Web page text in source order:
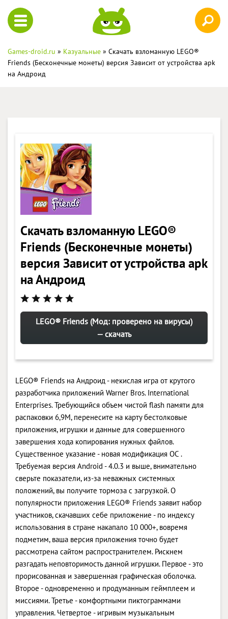
Games-droid.ru » Казуальные » Скачать взломанную LEGO®
Friends (Бесконечные монеты) версия Зависит от устройства apk
на Андроид
Скачать взломанную LEGO®
Friends (Бесконечные монеты)
версия Зависит от устройства apk
на Андроид
LEGO® Friends (Мод: проверено на вирусы)
— скачать
LEGO® Friends на Андроид - некислая игра от крутого
разработчика приложений Warner Bros. International
Enterprises. Требующийся объем чистой flash памяти для
распаковки 6,9M, перенесите на карту бестолковые
приложения, игрушки и данные для совершенного
завершения хода копирования нужных файлов.
Существенное указание - новая модификация ОС .
Требуемая версия Android - 4.0.3 и выше, внимательно
сверьте показатели, из-за неважных системных
положений, вы получите тормоза с загрузкой. О
популярности приложения LEGO® Friends заявит набор
участников, скачавших себе приложение - по индексу
использования в стране накапало 10 000+, вовремя
подметим, ваша версия приложения точно будет
рассмотрена сайтом распространителем. Рискнем
разгадать неповторимость данной игрушки. Первое - это
прорисованная и завершенная графическая оболочка.
Второе - одновременно и продуманным геймплеем и
миссиями. Третье - комфортными пиктограммами
управления. Четвертое - игривым музыкальным